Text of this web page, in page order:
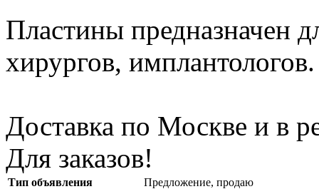
Пластины предназначен
хирургов, имплантологов.
Доставка по Москве и в
Для заказов!
Тип объявления
Предложение, продаю